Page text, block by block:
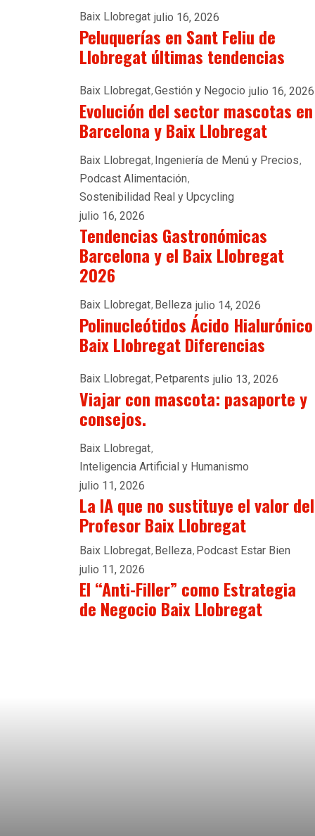
Baix Llobregat julio 16, 2026
Peluquerías en Sant Feliu de
Llobregat últimas tendencias
Baix Llobregat Gestión y Negocio julio 16, 2026
Evolución del sector mascotas en
Barcelona y Baix Llobregat
Baix Llobregat Ingeniería de Menú y Precios
Podcast Alimentación
Sostenibilidad Real y Upcycling
julio 16, 2026
Tendencias Gastronómicas
Barcelona y el Baix Llobregat
2026
Baix Llobregat Belleza julio 14, 2026
Polinucleótidos Ácido Hialurónico
Baix Llobregat Diferencias
Baix Llobregat Petparents julio 13, 2026
Viajar con mascota: pasaporte y
consejos.
Baix Llobregat
Inteligencia Artificial y Humanismo
julio 11, 2026
La IA que no sustituye el valor del
Profesor Baix Llobregat
Baix Llobregat Belleza Podcast Estar Bien
julio 11, 2026
El “Anti-Filler” como Estrategia
de Negocio Baix Llobregat